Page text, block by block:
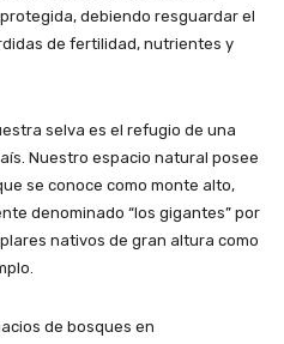
debiendo resguardar el
de fertilidad, nutrientes y
selva es el refugio de una
Nuestro espacio natural posee
se conoce como monte alto,
denominado “los gigantes” por
nativos de gran altura como
de bosques en